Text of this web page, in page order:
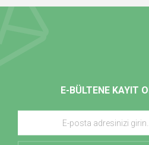
E-BÜLTENE KAYIT